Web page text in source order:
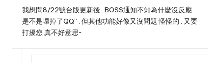
我想問8/22號台版更新後 . BOSS通知不知為什麼沒反應
是不是壞掉了QQ” . 但其他功能好像又沒問題 怪怪的 . 又要
打擾您 真不好意思~